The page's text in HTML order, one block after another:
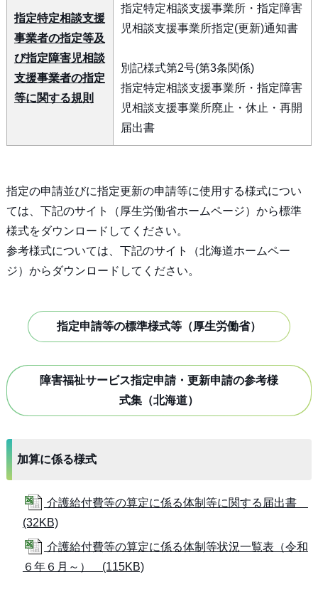
指定特定相談支援
事業者の指定等及
び指定障害児相談
支援事業者の指定
等に関する規則
指定特定相談支援事業所・指定障害
児相談支援事業所指定(更新)通知書
別記様式第2号(第3条関係)
指定特定相談支援事業所・指定障害
児相談支援事業所廃止・休止・再開
届出書
指定の申請並びに指定更新の申請等に使用する様式につい
ては、下記のサイト（厚生労働省ホームページ）から標準
様式をダウンロードしてください。
参考様式については、下記のサイト（北海道ホームペー
ジ）からダウンロードしてください。
指定申請等の標準様式等（厚生労働省）
障害福祉サービス指定申請・更新申請の参考様
式集（北海道）
加算に係る様式
介護給付費等の算定に係る体制等に関する届出書
(32KB)
介護給付費等の算定に係る体制等状況一覧表（令和
６年６月～） (115KB)